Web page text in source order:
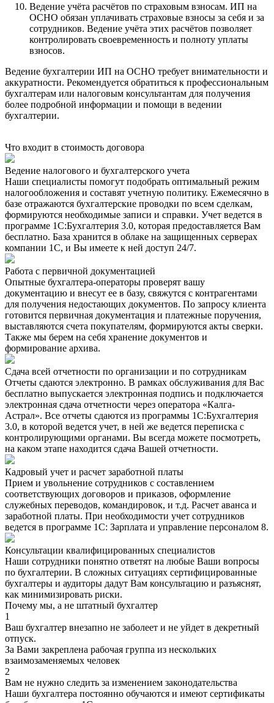
Ведение учёта расчётов по страховым взносам. ИП на
ОСНО обязан уплачивать страховые взносы за себя и за
сотрудников. Ведение учёта этих расчётов позволяет
контролировать своевременность и полноту уплаты
взносов.
Ведение бухгалтерии ИП на ОСНО требует внимательности и
аккуратности. Рекомендуется обратиться к профессиональным
бухгалтерам или налоговым консультантам для получения
более подробной информации и помощи в ведении
бухгалтерии.
Что входит в стоимость договора
Ведение налогового и бухгалтерского учета
Наши специалисты помогут подобрать оптимальный режим
налогообложения и составят учетную политику. Ежемесячно в
базе отражаются бухгалтерские проводки по всем сделкам,
формируются необходимые записи и справки. Учет ведется в
программе 1С:Бухгалтерия 3.0, которая предоставляется Вам
бесплатно. База хранится в облаке на защищенных серверах
компании 1С, и Вы имеете к ней доступ 24/7.
Работа с первичной документацией
Опытные бухгалтера-операторы проверят вашу
документацию и внесут ее в базу, свяжутся с контрагентами
для получения недостающих документов. По запросу клиента
готовится первичная документация и платежные поручения,
выставляются счета покупателям, формируются акты сверки.
Также мы берем на себя хранение документов и
формирование архива.
Сдача всей отчетности по организации и по сотрудникам
Отчеты сдаются электронно. В рамках обслуживания для Вас
бесплатно выпускается электронная подпись и подключается
электронная сдача отчетности через оператора «Калга-
Астрал». Все отчеты сдаются из программы 1С:Бухгалтерия
3.0, в которой ведется учет, в ней же ведется переписка с
контролирующими органами. Вы всегда можете посмотреть,
на каком этапе находится сдача Вашей отчетности.
Кадровый учет и расчет заработной платы
Прием и увольнение сотрудников с составлением
соответствующих договоров и приказов, оформление
служебных переводов, командировок, и т.д. Расчет аванса и
заработной платы. При необходимости учет сотрудников
ведется в программе 1С: Зарплата и управление персоналом 8.
Консультации квалифицированных специалистов
Наши сотрудники понятно ответят на любые Ваши вопросы
по бухгалтерии. В сложных ситуациях сертифицированные
бухгалтеры и аудиторы дадут Вам консультацию и разъяснят,
как минимизировать риски.
Почему мы, а не штатный бухгалтер
1
Ваш бухгалтер внезапно не заболеет и не уйдет в декретный
отпуск.
За Вами закреплена рабочая группа из нескольких
взаимозаменяемых человек
2
Вам не нужно следить за изменением законодательства
Наши бухгалтера постоянно обучаются и имеют сертификаты